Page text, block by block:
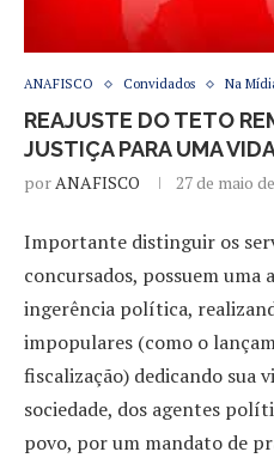
ANAFISCO Convidados Na
REAJUSTE DO TETO
JUSTIÇA PARA UMA
porANAFISCO 27 de maio
Importante distinguir os
concursados, possuem uma
ingerência política,
impopulares (como o
fiscalização) dedicando sua
sociedade, dos agentes
povo, por um mandato de